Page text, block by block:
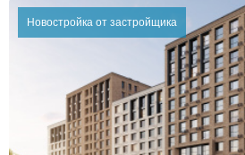
Новостройка от застройщика